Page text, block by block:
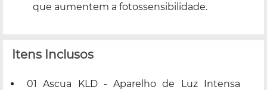
que aumentem a fotossensibilidade.
Itens Inclusos
01 Ascua KLD - Aparelho de Luz Intensa